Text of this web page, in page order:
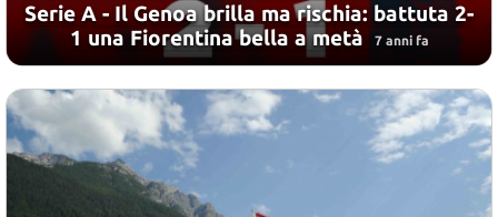
Serie A - Il Genoa brilla ma rischia: battuta 2-
1 una Fiorentina bella a metà 7 anni fa